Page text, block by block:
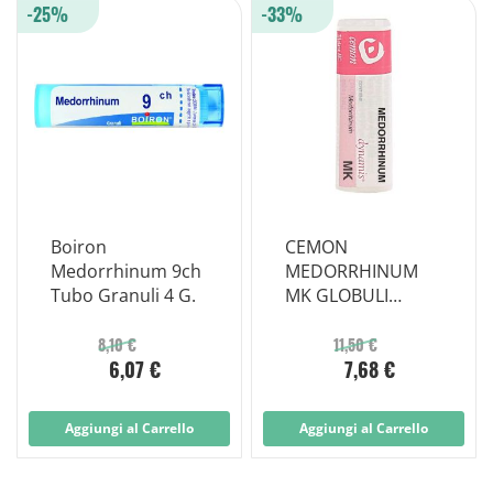
Boiron
Medorrhinum 9ch
Tubo Granuli 4 G.
8,10 €
6,07 €
-25%
Aggiungi al Carrello
CEMON
MEDORRHINUM
MK GLOBULI
11,50 €
7,68 €
-33%
Aggiungi al Carrello